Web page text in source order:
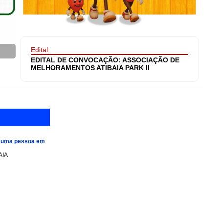
Edital
EDITAL DE CONVOCAÇÃO: ASSOCIAÇÃO DE
MELHORAMENTOS ATIBAIA PARK II
pessoa em